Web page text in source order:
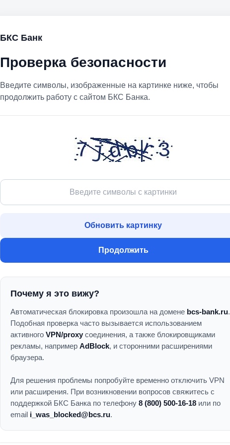
БКС Банк
Проверка безопасности
Введите символы, изображенные на картинке ниже, чтобы
продолжить работу с сайтом БКС Банка.
Обновить картинку
Продолжить
Почему я это вижу?
Автоматическая блокировка произошла на домене bcs-bank.ru.
Подобная проверка часто вызывается использованием
активного VPN/proxy соединения, а также блокировщиками
рекламы, например AdBlock, и сторонними расширениями
браузера.
Для решения проблемы попробуйте временно отключить VPN
или расширения. При возникновении вопросов свяжитесь с
поддержкой БКС Банка по телефону 8 (800) 500-16-18 или по
email i_was_blocked@bcs.ru.